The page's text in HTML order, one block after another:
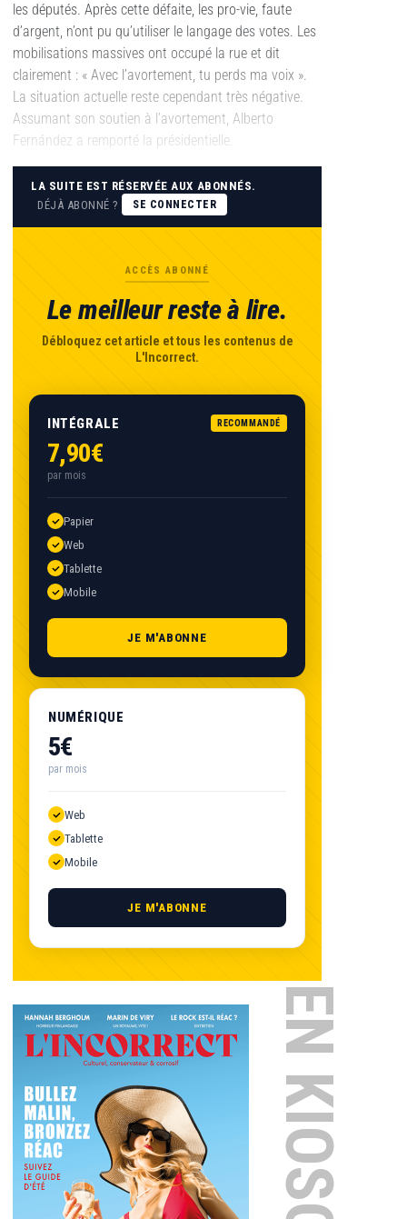
les députés. Après cette défaite, les pro-vie, faute
d’argent, n’ont pu qu’utiliser le langage des votes. Les
mobilisations massives ont occupé la rue et dit
clairement : « Avec l’avortement, tu perds ma voix ».
La situation actuelle reste cependant très négative.
Assumant son soutien à l’avortement, Alberto
Fernández a remporté la présidentielle.
LA SUITE EST RÉSERVÉE AUX ABONNÉS.
DÉJÀ ABONNÉ ?
SE CONNECTER
ACCÈS ABONNÉ
Le meilleur reste à lire.
Débloquez cet article et tous les contenus de
L'Incorrect.
INTÉGRALE RECOMMANDÉ
7,90€
par mois
Papier
Web
Tablette
Mobile
JE M'ABONNE
NUMÉRIQUE
5€
par mois
Web
Tablette
Mobile
JE M'ABONNE
EN KIOSQUE